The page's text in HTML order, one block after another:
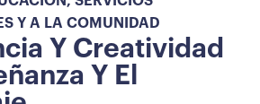
Y A LA COMUNIDAD
Y Creatividad
Y El